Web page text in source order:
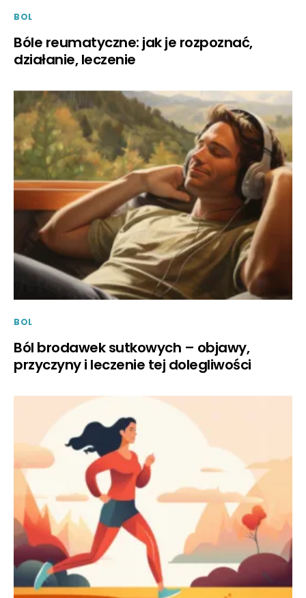
BOL
Bóle reumatyczne: jak je rozpoznać,
działanie, leczenie
BOL
Ból brodawek sutkowych – objawy,
przyczyny i leczenie tej dolegliwości